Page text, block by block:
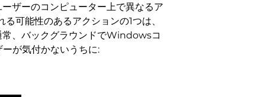
ザーのコンピューター上で異なるア
可能性のあるアクションの1つは、
常、バックグラウンドでWindowsコ
が気付かないうちに: